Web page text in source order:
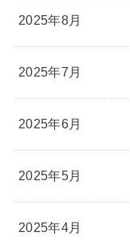
2025年8月
2025年7月
2025年6月
2025年5月
2025年4月